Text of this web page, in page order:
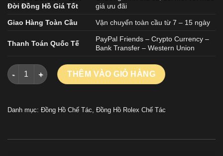
Đời Đồng Hồ Giá Tốt
giá ưu đãi
Giao Hàng Toàn Cầu Vận chuyển toàn cầu từ 7 – 15 ngày
Thanh Toán Quốc Tế
PayPal Friends – Crypto Currency –
Bank Transfer – Western Union
Đồng Hồ Rolex Cosmograph Daytona DiW Ferrari Replica 1:1
THÊM VÀO GIỎ HÀNG
Danh mục: Đồng Hồ Chế Tác, Đồng Hồ Rolex Chế Tác